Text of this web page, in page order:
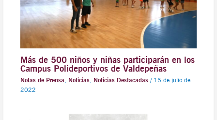
Más de 500 niños y niñas participarán en los
Campus Polideportivos de Valdepeñas
Notas de Prensa, Noticias, Noticias Destacadas/ 15 de julio de
2022